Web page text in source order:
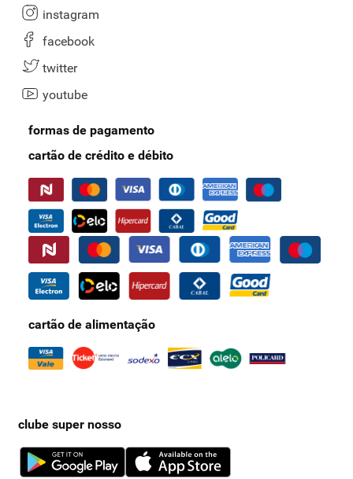
instagram
facebook
twitter
youtube
formas de pagamento
cartão de crédito e débito
cartão de alimentação
clube super nosso